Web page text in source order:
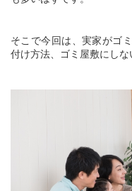
REQUESTゴミ屋敷
DOCUMENT資料請
PRIVACY POLICY
そこで今回は、実家がゴ
付け方法、ゴミ屋敷にしな